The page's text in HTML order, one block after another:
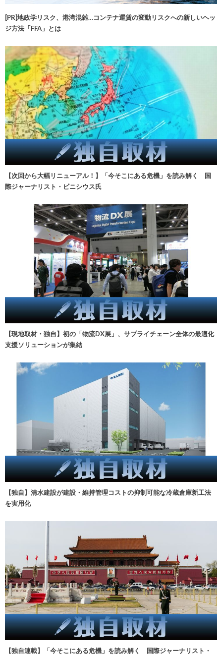
[PR]地政学リスク、港湾混雑…コンテナ運賃の変動リスクへの新しいヘッ
ジ方法「FFA」とは
【次回から大幅リニューアル！】「今そこにある危機」を読み解く 国
際ジャーナリスト・ビニシウス氏
【現地取材・独自】初の「物流DX展」、サプライチェーン全体の最適化
支援ソリューションが集結
【独自】清水建設が建設・維持管理コストの抑制可能な冷蔵倉庫新工法
を実用化
【独自連載】「今そこにある危機」を読み解く 国際ジャーナリスト・